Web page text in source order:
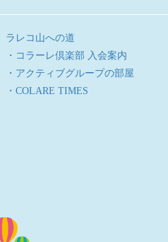
ラレコ山への道
・コラーレ倶楽部 入会案内
・アクティブグループの部屋
・COLARE TIMES